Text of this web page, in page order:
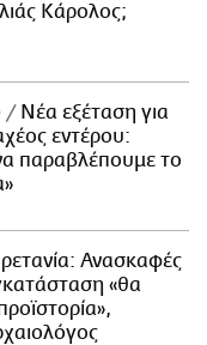
Κάρολος;
Νέα εξέταση για
εντέρου:
παραβλέπουμε το
Ανασκαφές
«θα